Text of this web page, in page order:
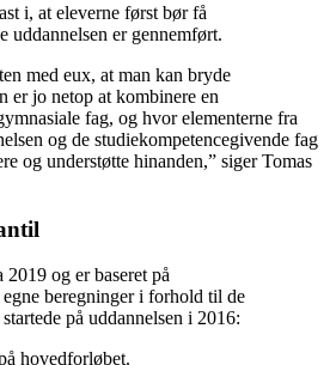
i, at eleverne først bør få
uddannelsen er gennemført.
med eux, at man kan bryde
er jo netop at kombinere en
fag, og hvor elementerne fra
og de studiekompetencegivende fag
og understøtte hinanden,” siger Tomas
og er baseret på
beregninger i forhold til de
på uddannelsen i 2016:
hovedforløbet.